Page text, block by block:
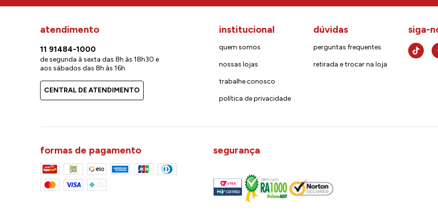
atendimento
11 91484-1000
de segunda à sexta das 8h às 18h30 e
aos sábados das 8h às 16h.
CENTRAL DE ATENDIMENTO
institucional
quem somos
nossas lojas
trabalhe conosco
política de privacidade
dúvidas
perguntas frequentes
retirada e trocar na loja
siga-
formas de pagamento segurança